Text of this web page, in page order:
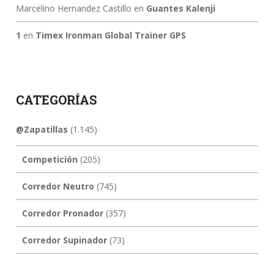
Marcelino Hernandez Castillo en Guantes Kalenji
1 en Timex Ironman Global Trainer GPS
CATEGORÍAS
@Zapatillas (1.145)
Competición (205)
Corredor Neutro (745)
Corredor Pronador(357)
Corredor Supinador(73)